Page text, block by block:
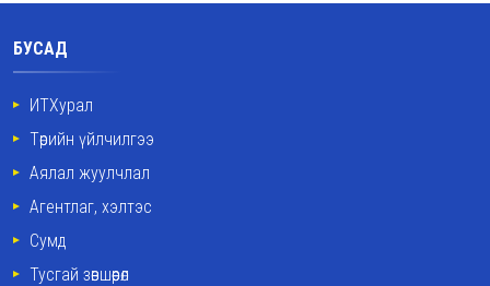
БУСАД
ИТХурал
Төрийн үйлчилгээ
Аялал жуулчлал
Агентлаг, хэлтэс
Сумд
Тусгай зөвшөөрөл